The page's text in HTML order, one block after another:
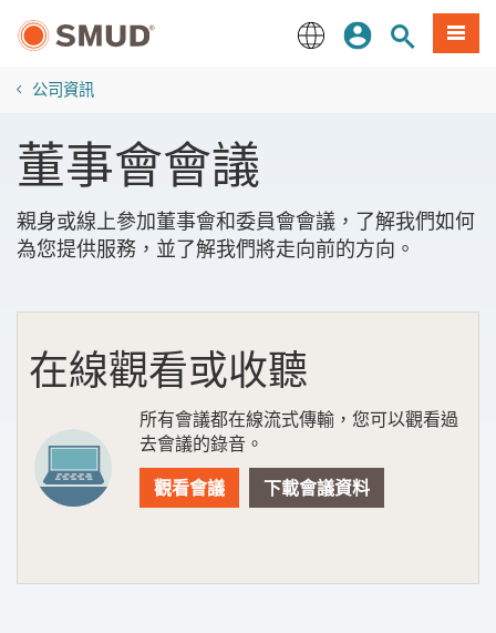
登入站內搜尋
選單
公司資訊
董事會會議
親身或線上參加董事會和委員會會議，了解我們如何
為您提供服務，並了解我們將走向前的方向。
在線觀看或收聽
所有會議都在線流式傳輸，您可以觀看過
去會議的錄音。
觀看會議 下載會議資料